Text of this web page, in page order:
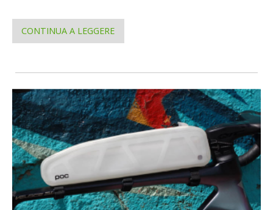
CONTINUA A LEGGERE